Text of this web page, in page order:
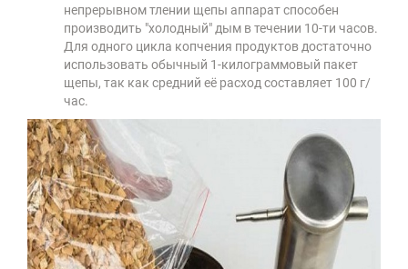
непрерывном тлении щепы аппарат способен
производить "холодный" дым в течении 10-ти часов.
Для одного цикла копчения продуктов достаточно
использовать обычный 1-килограммовый пакет
щепы, так как средний её расход составляет 100 г/
час.